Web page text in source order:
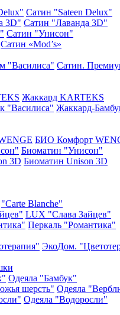
Сатин "Sateen Delux"
Сатин "Лаванда 3D"
Сатин "Унисон"
Сатин «Mod’s»
Сатин.
Жаккард KARTEKS
Жаккард-
БИО Комфорт
Биоматин "Унисон"
Биоматин Unison 3D
"Carte Blanche"
LUX "Слава Зайцев"
Перкаль "Романтика"
ЭкоДом.
Одеяла "Бамбук"
Одеяла
Одеяла "Водоросли"